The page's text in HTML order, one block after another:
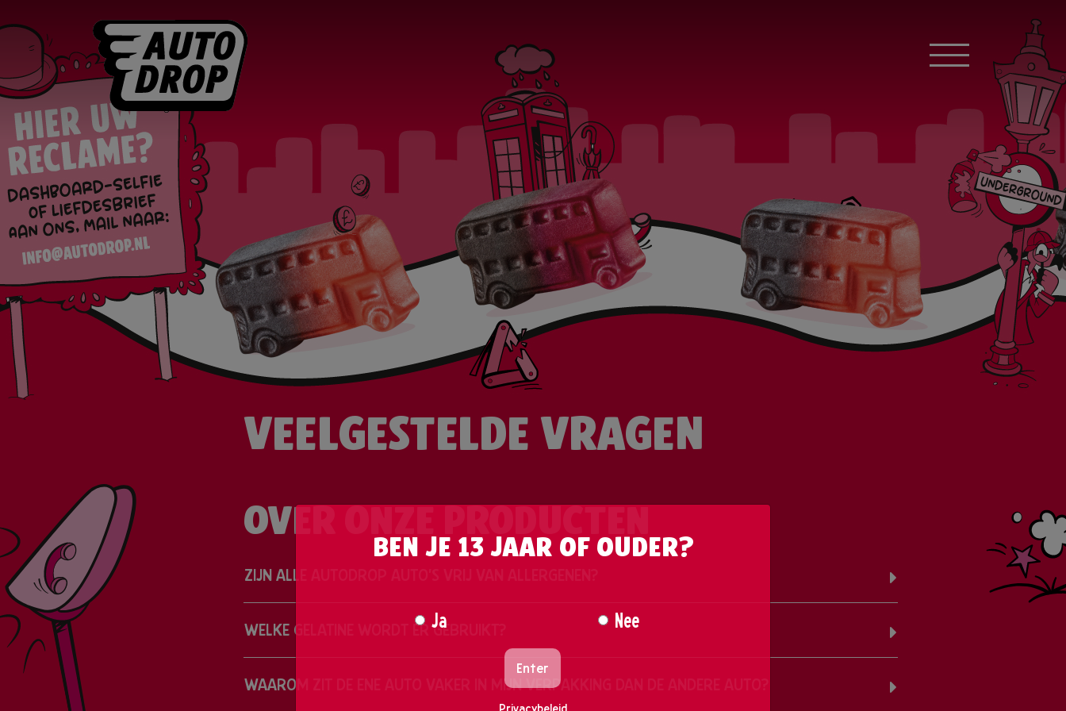
VEELGESTELDE VRAGEN
OVER ONZE PRODUCTEN
ZIJN ALLE AUTODROP AUTO'S VRIJ VAN ALLERGENEN?
WELKE GELATINE WORDT ER GEBRUIKT?
WAAROM ZIT DE ENE AUTO VAKER IN MIJN VERPAKKING DAN DE ANDERE AUTO?
BEN JE 13 JAAR OF OUDER?
Ja Nee
Enter